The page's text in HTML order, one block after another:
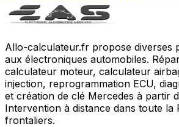
Allo-calculateur.fr propose diverses
aux électroniques automobiles.
calculateur moteur, calculateur
injection, reprogrammation ECU,
et création de clé Mercedes à partir
Intervention à distance dans toute la
frontaliers.